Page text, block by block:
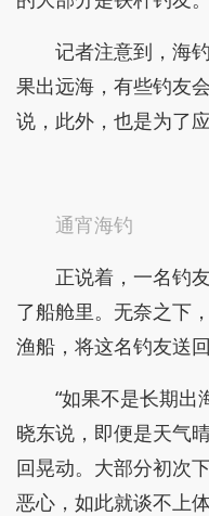
记者注意到，海
果出远海，有些钓友
说，此外，也是为了
通宵海钓
正说着，一名钓
了船舱里。无奈之下
渔船，将这名钓友送回
“如果不是长期出
晓东说，即便是天气
回晃动。大部分初次
恶心，如此就谈不上